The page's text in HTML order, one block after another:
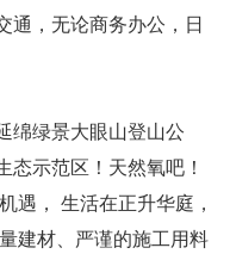
通，无论商务办公，日
绵绿景大眼山登山公
态示范区！天然氧吧！
遇， 生活在正升华庭，
建材、严谨的施工用料